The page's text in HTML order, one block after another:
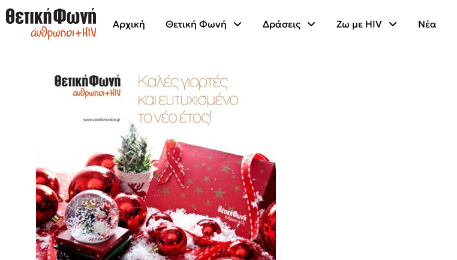
Αρχική Θετική Φωνή Δράσεις Ζω με HIV Νέα